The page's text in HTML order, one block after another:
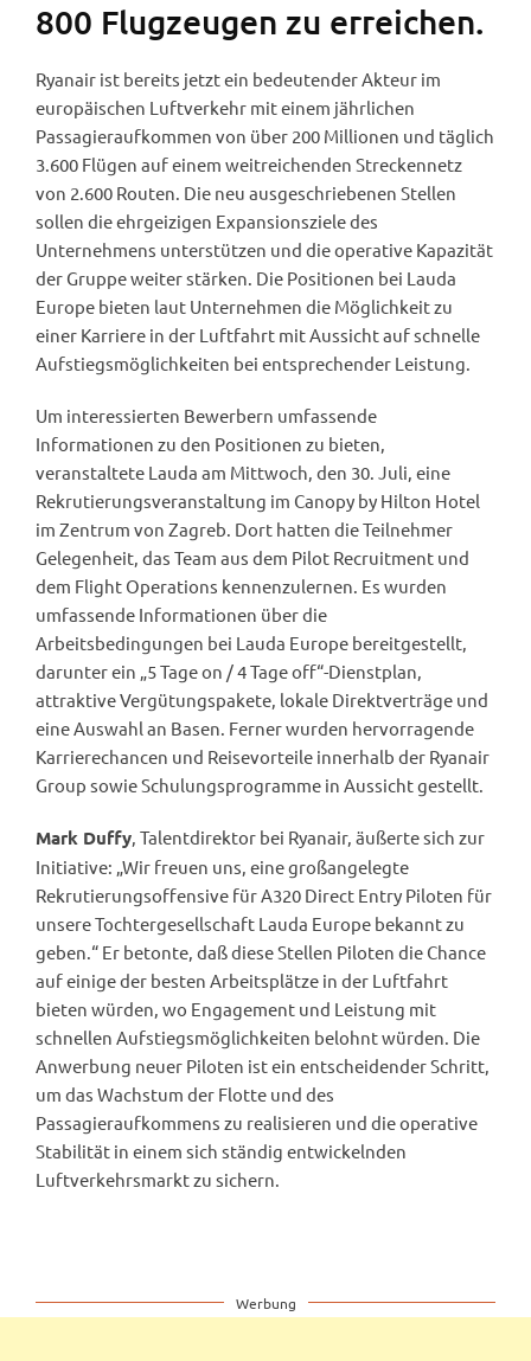
800 Flugzeugen zu erreichen.
Ryanair ist bereits jetzt ein bedeutender Akteur im
europäischen Luftverkehr mit einem jährlichen
Passagieraufkommen von über 200 Millionen und täglich
3.600 Flügen auf einem weitreichenden Streckennetz
von 2.600 Routen. Die neu ausgeschriebenen Stellen
sollen die ehrgeizigen Expansionsziele des
Unternehmens unterstützen und die operative Kapazität
der Gruppe weiter stärken. Die Positionen bei Lauda
Europe bieten laut Unternehmen die Möglichkeit zu
einer Karriere in der Luftfahrt mit Aussicht auf schnelle
Aufstiegsmöglichkeiten bei entsprechender Leistung.
Um interessierten Bewerbern umfassende
Informationen zu den Positionen zu bieten,
veranstaltete Lauda am Mittwoch, den 30. Juli, eine
Rekrutierungsveranstaltung im Canopy by Hilton Hotel
im Zentrum von Zagreb. Dort hatten die Teilnehmer
Gelegenheit, das Team aus dem Pilot Recruitment und
dem Flight Operations kennenzulernen. Es wurden
umfassende Informationen über die
Arbeitsbedingungen bei Lauda Europe bereitgestellt,
darunter ein „5 Tage on / 4 Tage off“-Dienstplan,
attraktive Vergütungspakete, lokale Direktverträge und
eine Auswahl an Basen. Ferner wurden hervorragende
Karrierechancen und Reisevorteile innerhalb der Ryanair
Group sowie Schulungsprogramme in Aussicht gestellt.
Mark Duffy, Talentdirektor bei Ryanair, äußerte sich zur
Initiative: „Wir freuen uns, eine großangelegte
Rekrutierungsoffensive für A320 Direct Entry Piloten für
unsere Tochtergesellschaft Lauda Europe bekannt zu
geben.“ Er betonte, daß diese Stellen Piloten die Chance
auf einige der besten Arbeitsplätze in der Luftfahrt
bieten würden, wo Engagement und Leistung mit
schnellen Aufstiegsmöglichkeiten belohnt würden. Die
Anwerbung neuer Piloten ist ein entscheidender Schritt,
um das Wachstum der Flotte und des
Passagieraufkommens zu realisieren und die operative
Stabilität in einem sich ständig entwickelnden
Luftverkehrsmarkt zu sichern.
Werbung